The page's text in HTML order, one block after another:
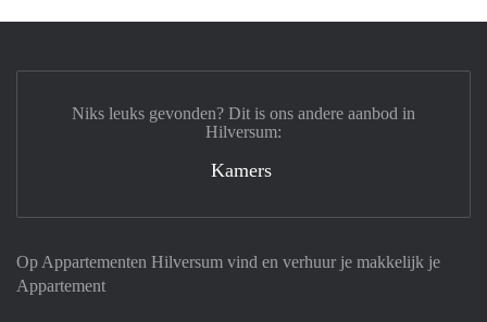
Op Appartementen Hilversum vind en verhuur je makkelijk je
Appartement
Niks leuks gevonden? Dit is ons andere aanbod in
Hilversum:
Kamers